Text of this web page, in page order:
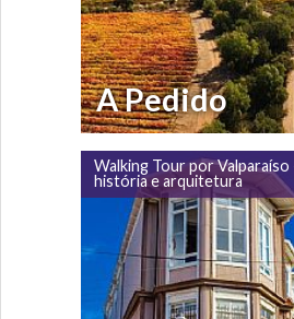
A Pedido
Walking Tour por Valparaíso
história e arquitetura